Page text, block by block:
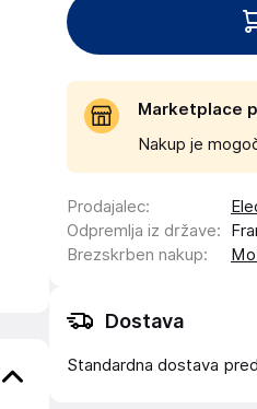
Marketplace
Nakup je
Prodajalec:
Odpremlja iz države:
Brezskrben nakup:
Dostava
Standardna dostava